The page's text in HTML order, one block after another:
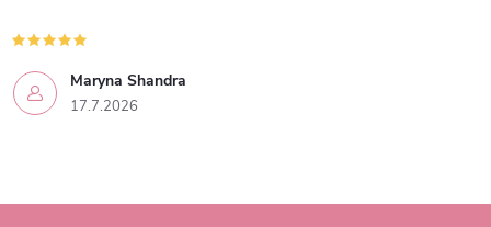
Maryna Shandra
17.7.2026